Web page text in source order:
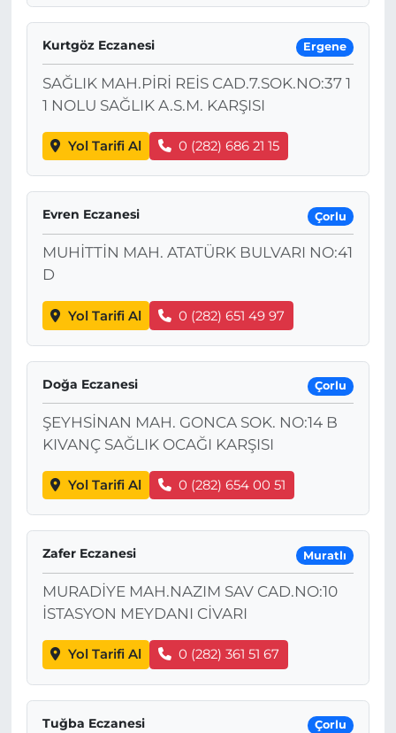
Kurtgöz Eczanesi Ergene
SAĞLIK MAH.PİRİ REİS CAD.7.SOK.NO:37 1
1 NOLU SAĞLIK A.S.M. KARŞISI
Yol Tarifi Al 0 (282) 686 21 15
Evren Eczanesi Çorlu
MUHİTTİN MAH. ATATÜRK BULVARI NO:41
D
Yol Tarifi Al 0 (282) 651 49 97
Doğa Eczanesi Çorlu
ŞEYHSİNAN MAH. GONCA SOK. NO:14 B
KIVANÇ SAĞLIK OCAĞI KARŞISI
Yol Tarifi Al 0 (282) 654 00 51
Zafer Eczanesi Muratlı
MURADİYE MAH.NAZIM SAV CAD.NO:10
İSTASYON MEYDANI CİVARI
Yol Tarifi Al 0 (282) 361 51 67
Tuğba Eczanesi Çorlu